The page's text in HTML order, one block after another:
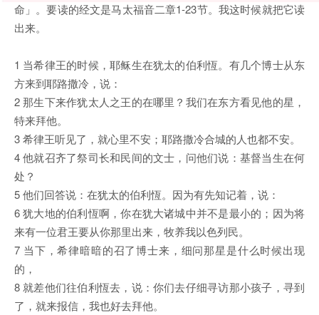
命」。要读的经文是马太福音二章1-23节。我这时候就把它读
出来。
1 当希律王的时候，耶稣生在犹太的伯利恆。有几个博士从东
方来到耶路撒冷，说：
2 那生下来作犹太人之王的在哪里？我们在东方看见他的星，
特来拜他。
3 希律王听见了，就心里不安；耶路撒冷合城的人也都不安。
4 他就召齐了祭司长和民间的文士，问他们说：基督当生在何
处？
5 他们回答说：在犹太的伯利恆。因为有先知记着，说：
6 犹大地的伯利恆啊，你在犹大诸城中并不是最小的；因为将
来有一位君王要从你那里出来，牧养我以色列民。
7 当下，希律暗暗的召了博士来，细问那星是什么时候出现
的，
8 就差他们往伯利恆去，说：你们去仔细寻访那小孩子，寻到
了，就来报信，我也好去拜他。